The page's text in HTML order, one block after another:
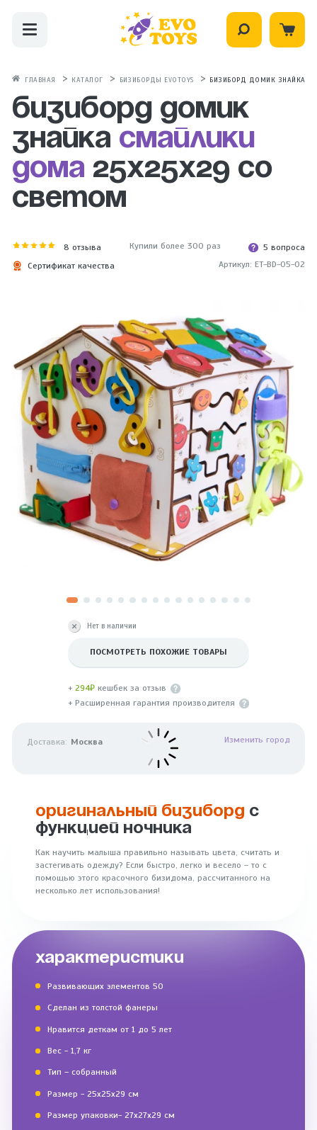
ГЛАВНАЯ КАТАЛОГ БИЗИБОРДЫ EVOTOYS БИЗИБОРД ДОМИК ЗНАЙКА
Бизиборд домик
знайка Смайлики
дома 25х25х29 со
светом
8 отзыва Купили более 300 раз
5 вопроса
Сертификат качества
Артикул: ET-BD-05-02
Нет в наличии
ПОСМОТРЕТЬ ПОХОЖИЕ ТОВАРЫ
+294₽ кешбек за отзыв
+ Расширенная гарантия производителя
Доставка: Москва Изменить город
ОРИГИНАЛЬНЫЙ БИЗИБОРД С
ФУНКЦИЕЙ НОЧНИКА
Как научить малыша правильно называть цвета, считать и
застегивать одежду? Если быстро, легко и весело – то с
помощью этого красочного бизидома, рассчитанного на
несколько лет использования!
ХАРАКТЕРИСТИКИ
Развивающих элементов 50
Сделан из толстой фанеры
Нравится деткам от 1 до 5 лет
Вес - 1,7 кг
Тип – собранный
Размер - 25х25х29 см
Размер упаковки- 27х27х29 см